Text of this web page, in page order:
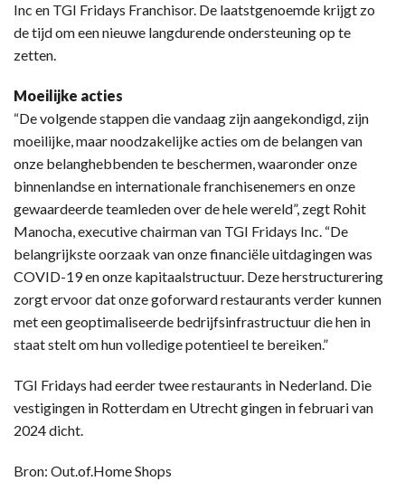
Inc en TGI Fridays Franchisor. De laatstgenoemde krijgt zo
de tijd om een nieuwe langdurende ondersteuning op te
zetten.
Moeilijke acties
“De volgende stappen die vandaag zijn aangekondigd, zijn
moeilijke, maar noodzakelijke acties om de belangen van
onze belanghebbenden te beschermen, waaronder onze
binnenlandse en internationale franchisenemers en onze
gewaardeerde teamleden over de hele wereld”, zegt Rohit
Manocha, executive chairman van TGI Fridays Inc. “De
belangrijkste oorzaak van onze financiële uitdagingen was
COVID-19 en onze kapitaalstructuur. Deze herstructurering
zorgt ervoor dat onze goforward restaurants verder kunnen
met een geoptimaliseerde bedrijfsinfrastructuur die hen in
staat stelt om hun volledige potentieel te bereiken.”
TGI Fridays had eerder twee restaurants in Nederland. Die
vestigingen in Rotterdam en Utrecht gingen in februari van
2024 dicht.
Bron: Out.of.Home Shops